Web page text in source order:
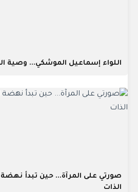
اللواء إسماعيل الموشكي... وصية
صورتي على المرآة... حين تبدأ
الذات